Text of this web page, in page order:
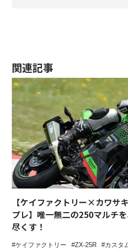
関連記事
【ケイファクトリー×カワサ
プレ】唯一無二の250マルチ
尽くす！
ケイファクトリー ZX-25R
カスタ